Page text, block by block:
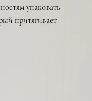
упаковать
притягивает